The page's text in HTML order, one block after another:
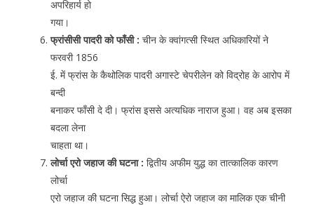
अपरिहार्य हो
गया।
फ्रांसीसी पादरी को फाँसी : चीन के क्वांगत्सी स्थित अधिकारियों ने
फरवरी 1856
ई. में फ्रांस के कैथोलिक पादरी अगास्टे चेपरीलेन को विद्रोह के आरोप में
बन्दी
बनाकर फाँसी दे दी। फ्रांस इससे अत्यधिक नाराज हुआ। वह अब इसका
बदला लेना
चाहता था।
लोर्चा एरो जहाज की घटना : द्वितीय अफीम युद्ध का तात्कालिक कारण
लोर्चा
एरो जहाज की घटना सिद्ध हुआ। लोर्चा ऐरो जहाज का मालिक एक चीनी